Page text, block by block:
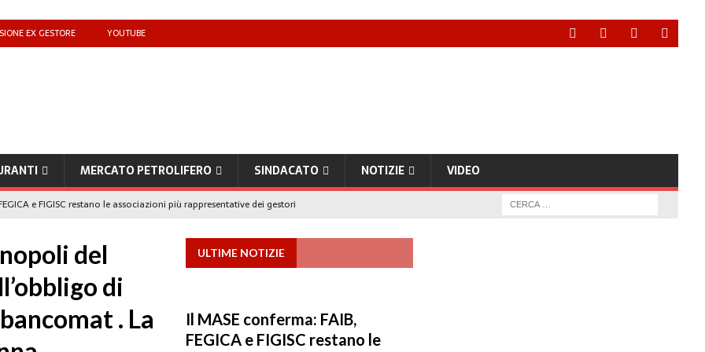
EX GESTORE YOUTUBE
MERCATO PETROLIFERO SINDACATO NOTIZIE VIDEO
e FIGISC restano le associazioni più rappresentative dei gestori
benzina’ a ‘Qui la benzina non c’è’: l’emergenza approvvigionamenti
il taglio accise fino al 25 agosto
MERCATO PREZZI CARBURANTI
«Il prezzo lo decidono le compagnie, non i benzinai. Serve un prezzo
del
di
. La
ULTIME NOTIZIE
Il MASE conferma: FAIB,
FEGICA e FIGISC restano le